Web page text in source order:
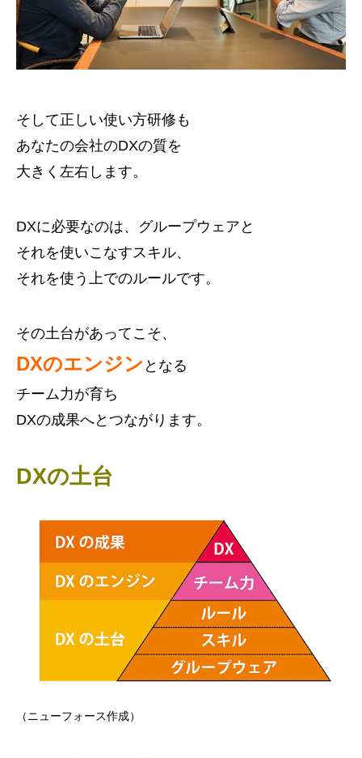
そして正しい使い方研修も
あなたの会社のDXの質を
大きく左右します。
DXに必要なのは、グループウェアと
それを使いこなすスキル、
それを使う上でのルールです。
その土台があってこそ、
DXのエンジン となる
チーム力が育ち
DXの成果へとつながります。
DXの土台
（ニューフォース作成）